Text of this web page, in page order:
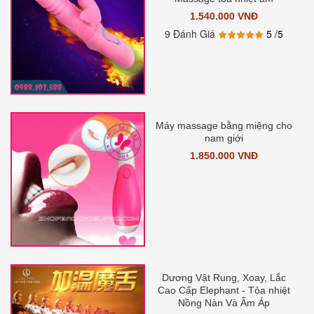
1.540.000 VNĐ
9 Đánh Giá 5/5
Máy massage bằng miệng cho
nam giới
1.850.000 VNĐ
Dương Vật Rung, Xoay, Lắc
Cao Cấp Elephant - Tỏa nhiệt
Nồng Nàn Và Ấm Áp